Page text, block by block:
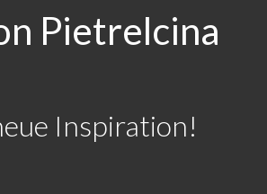
Pietrelcina
Inspiration!